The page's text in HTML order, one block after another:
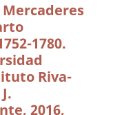
Mercaderes
1780.
Riva-
2016,